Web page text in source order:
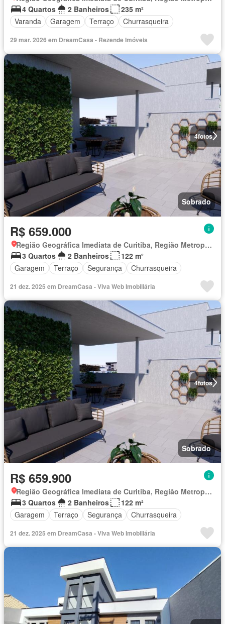
4 Quartos
2 Banheiros
235 m²
Varanda
Garagem Terraço Churrasqueira
29 mar. 2026 em DreamCasa - Rezende Imóveis
4fotos
Sobrado
R$ 659.000
Região Geográfica Imediata de Curitiba, Região Metropolitana de Curitiba
3 Quartos
2 Banheiros
122 m²
Garagem
Terraço Segurança Churrasqueira
21 dez. 2025 em DreamCasa - Viva Web Imobiliária
4fotos
Sobrado
R$ 659.900
Região Geográfica Imediata de Curitiba, Região Metropolitana de Curitiba
3 Quartos
2 Banheiros
122 m²
Garagem
Terraço Segurança Churrasqueira
21 dez. 2025 em DreamCasa - Viva Web Imobiliária